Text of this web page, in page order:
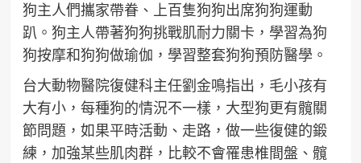
狗主人們攜家帶眷、上百隻狗狗出席狗狗運動
趴。狗主人帶著狗狗挑戰肌耐力關卡，學習為狗
狗按摩和狗狗做瑜伽，學習整套狗狗預防醫學。
台大動物醫院復健科主任劉金鳴指出，毛小孩有
大有小，每種狗的情況不一樣，大型狗更有髖關
節問題，如果平時活動、走路，做一些復健的鍛
練，加強某些肌肉群，比較不會罹患椎間盤、髖